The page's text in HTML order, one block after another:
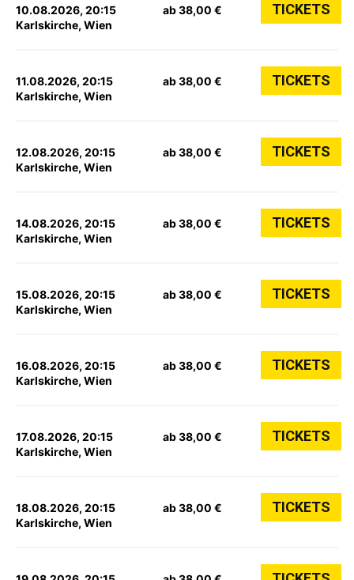
10.08.2026, 20:15
Karlskirche, Wien
ab 38,00 € TICKETS
11.08.2026, 20:15
Karlskirche, Wien
ab 38,00 € TICKETS
12.08.2026, 20:15
Karlskirche, Wien
ab 38,00 € TICKETS
14.08.2026, 20:15
Karlskirche, Wien
ab 38,00 € TICKETS
15.08.2026, 20:15
Karlskirche, Wien
ab 38,00 € TICKETS
16.08.2026, 20:15
Karlskirche, Wien
ab 38,00 € TICKETS
17.08.2026, 20:15
Karlskirche, Wien
ab 38,00 € TICKETS
18.08.2026, 20:15
Karlskirche, Wien
ab 38,00 € TICKETS